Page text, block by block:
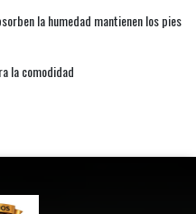
la humedad mantienen los pies
la comodidad